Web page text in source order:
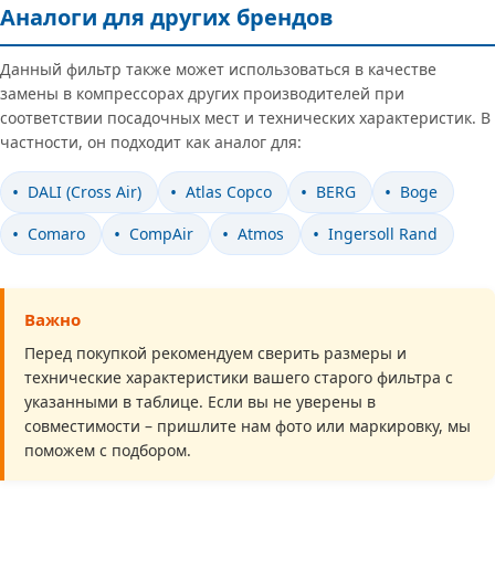
Аналоги для других брендов
Данный фильтр также может использоваться в качестве
замены в компрессорах других производителей при
соответствии посадочных мест и технических характеристик. В
частности, он подходит как аналог для:
DALI (Cross Air) Atlas Copco BERG
Boge
Comaro
CompAir Atmos Ingersoll Rand
Важно
Перед покупкой рекомендуем сверить размеры и
технические характеристики вашего старого фильтра с
указанными в таблице. Если вы не уверены в
совместимости – пришлите нам фото или маркировку, мы
поможем с подбором.